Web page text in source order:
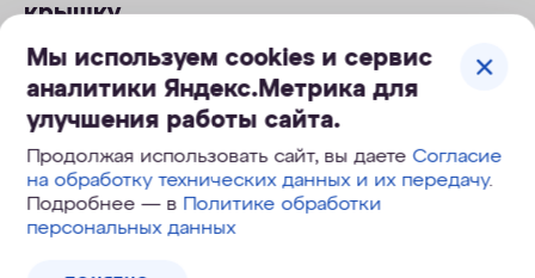
крышку
Сменные модули для разных задач
Инструкция к кувшинам с модулем серии А
(А5, А6, А7, А8) без счетчика
Мы используем cookies и сервис
аналитики Яндекс.Метрика для
улучшения работы сайта.
Продолжая использовать сайт, вы даетеСогласие
на обработку технических данных и их передачу.
Подробнее — в Политике обработки
персональных данных